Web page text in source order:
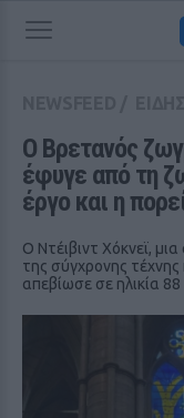
Ο Βρετανός
έφυγε από τη
έργο και η
Ο Ντέιβιντ Χόκνεϊ,
της σύγχρονης τέχνης
απεβίωσε σε ηλικία